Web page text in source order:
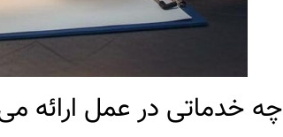
چه خدماتی در عمل ارائه